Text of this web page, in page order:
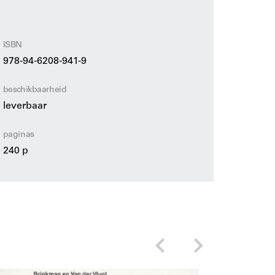
onmisbare bron van nieuwe
en collectiebeheerders. Een
specialistische overzichtsboek ‘Originele
van vooraanstaande Nederlandse
ISBN
978-94-6208-941-9
beschikbaarheid
leverbaar
paginas
240 p